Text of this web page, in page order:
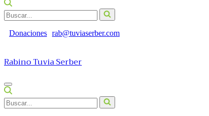
Buscar...
Donaciones rab@tuviaserber.com
Rabino Tuvia Serber
Menú
de
navegación
Buscar...